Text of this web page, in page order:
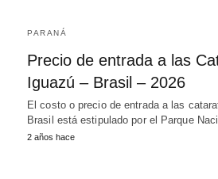
PARANÁ
Precio de entrada a las
Iguazú – Brasil – 2026
El costo o precio de entrada a las
Brasil está estipulado por el Parque
2 años hace